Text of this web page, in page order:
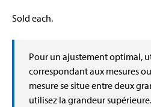
Sold each.
Pour un ajustement optimal,
correspondant aux mesures
mesure se situe entre deux
utilisez la grandeur supérieure.